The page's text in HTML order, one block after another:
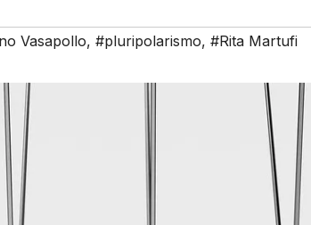
Vasapollo, #pluripolarismo, #Rita Martufi